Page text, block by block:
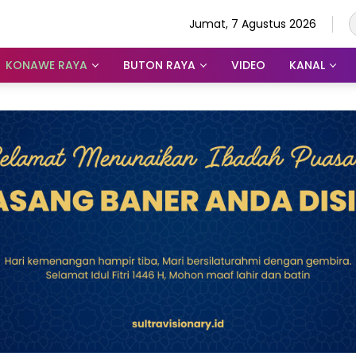
Jumat, 7 Agustus 2026
KONAWE RAYA BUTON RAYA VIDEO KANAL